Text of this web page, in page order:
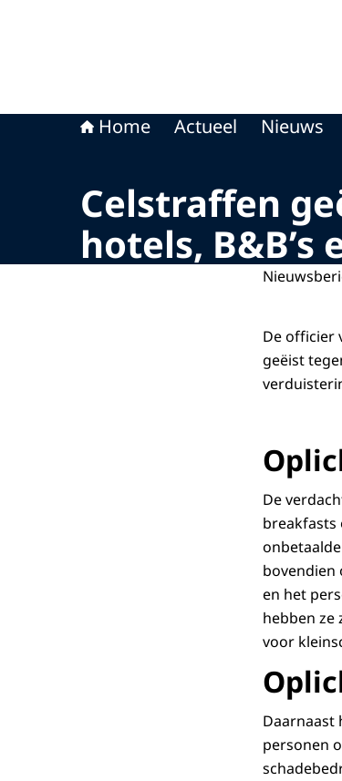
Home Actueel Nieuws
Celstraffen
hotels,
De officier
geëist
De
breakfasts
bovendien
en het
hebben ze
voor
Daarnaast
personen